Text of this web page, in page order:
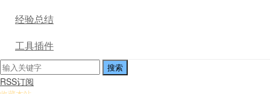
经验总结
工具插件
RSS订阅